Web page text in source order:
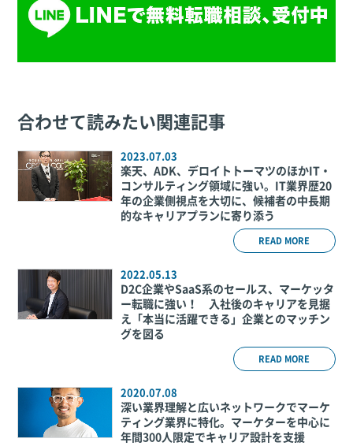
合わせて読みたい関連記事
2023.07.03
楽天、ADK、デロイトトーマツのほかIT・
コンサルティング領域に強い。IT業界歴20
年の企業側視点を大切に、候補者の中長期
的なキャリアプランに寄り添う
READ MORE
2022.05.13
D2C企業やSaaS系のセールス、マーケッタ
ー転職に強い！ 入社後のキャリアを見据
え「本当に活躍できる」企業とのマッチン
グを図る
READ MORE
2020.07.08
深い業界理解と広いネットワークでマーケ
ティング業界に特化。マーケターを中心に
年間300人限定でキャリア設計を支援